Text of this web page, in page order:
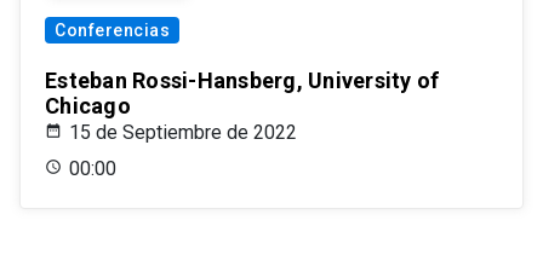
Conferencias
Esteban Rossi-Hansberg, University of
Chicago
15 de Septiembre de 2022
00:00